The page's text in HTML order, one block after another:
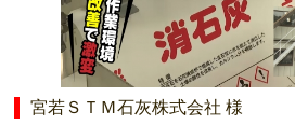
宮若ＳＴＭ石灰株式会社 様